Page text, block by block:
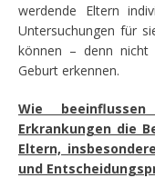
werdende Eltern
Untersuchungen für
können – denn nicht
Geburt erkennen.
Wie
Erkrankungen die
Eltern,
und